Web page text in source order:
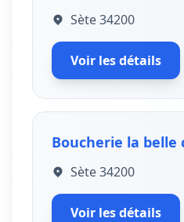
Sète 34200
Voir les détails
Boucherie la belle
Sète 34200
Voir les détails